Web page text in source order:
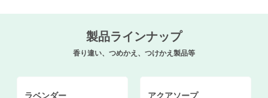
製品ラインナップ
香り違い、つめかえ、つけかえ製品等
ラベンダー アクアソープ